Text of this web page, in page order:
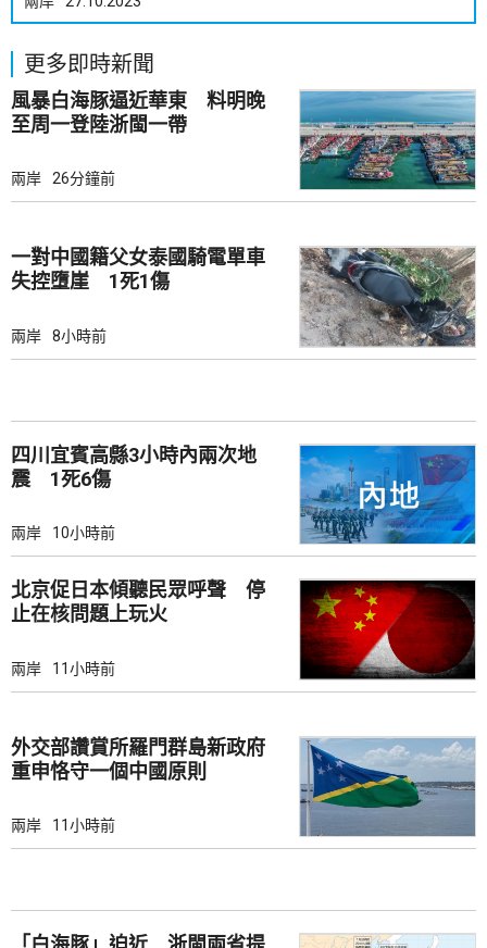
更多即時新聞
風暴白海豚逼近華東 料明晚
至周一登陸浙閩一帶
兩岸 26分鐘前
一對中國籍父女泰國騎電單車
失控墮崖 1死1傷
兩岸 8小時前
四川宜賓高縣3小時內兩次地
震 1死6傷
兩岸 10小時前
北京促日本傾聽民眾呼聲 停
止在核問題上玩火
兩岸 11小時前
外交部讚賞所羅門群島新政府
重申恪守一個中國原則
兩岸 11小時前